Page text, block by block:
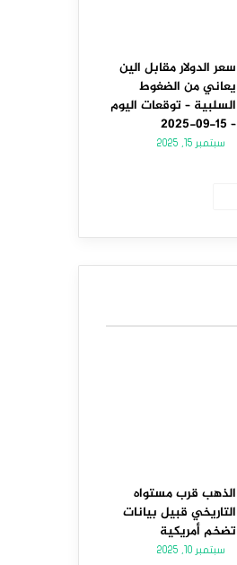
سعر الدولار مقابل الين
يعاني من الضغوط
السلبية – توقعات اليوم
– 15-09-2025
سبتمبر 15, 2025
الذهب قرب مستواه
التاريخي قبيل بيانات
تضخم أمريكية
سبتمبر 10, 2025